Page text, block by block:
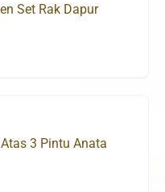
Set Rak Dapur
3 Pintu Anata